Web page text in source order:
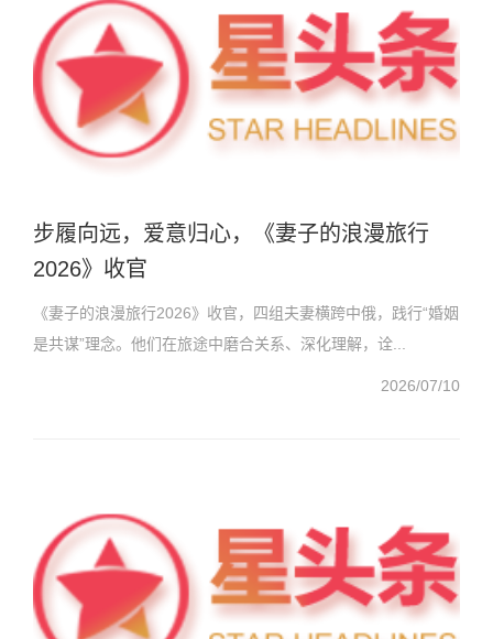
步履向远，爱意归心，《妻子的浪漫旅行
2026》收官
《妻子的浪漫旅行2026》收官，四组夫妻横跨中俄，践行“婚姻
是共谋”理念。他们在旅途中磨合关系、深化理解，诠...
2026/07/10